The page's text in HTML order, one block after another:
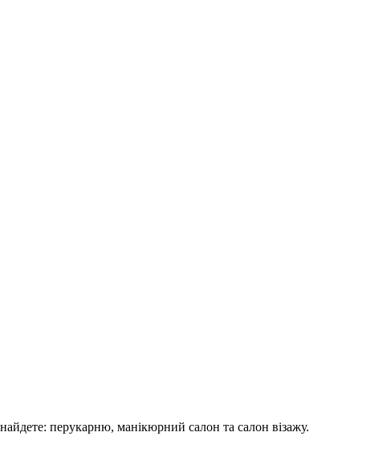
перукарню, манікюрний салон та салон візажу.